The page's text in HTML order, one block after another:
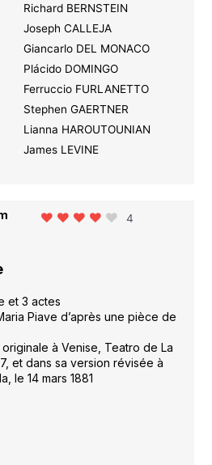
Richard BERNSTEIN
Joseph CALLEJA
Giancarlo DEL MONACO
Plácido DOMINGO
Ferruccio FURLANETTO
Stephen GAERTNER
Lianna HAROUTOUNIAN
James LEVINE
4
et 3 actes
Piave d’après une pièce de
à Venise, Teatro de La
et dans sa version révisée à
le 14 mars 1881